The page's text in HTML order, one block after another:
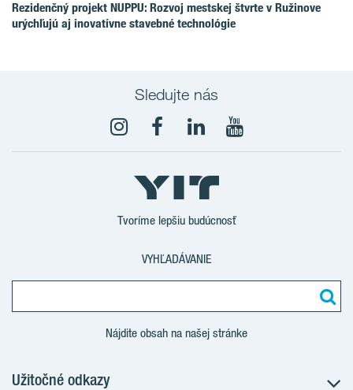
Rezidenčný projekt NUPPU: Rozvoj mestskej štvrte v Ružinove
urýchľujú aj inovatívne stavebné technológie
Sledujte nás
YouTube
Tvoríme lepšiu budúcnosť
VYHĽADÁVANIE
Nájdite obsah na našej stránke
Užitočné odkazy